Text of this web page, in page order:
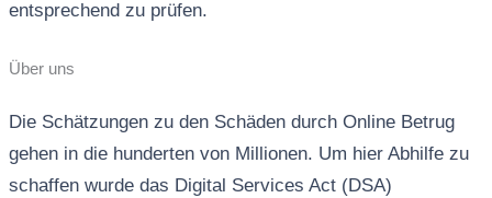
entsprechend zu prüfen.
Über uns
Die Schätzungen zu den Schäden durch Online Betrug
gehen in die hunderten von Millionen. Um hier Abhilfe zu
schaffen wurde das Digital Services Act (DSA)